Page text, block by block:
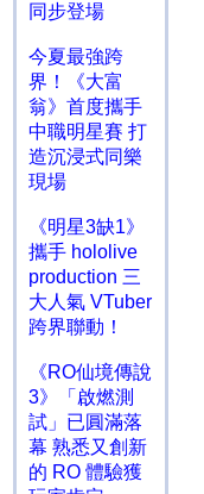
同步登場
今夏最強跨
界！《大富
翁》首度攜手
中職明星賽 打
造沉浸式同樂
現場
《明星3缺1》
攜手 hololive
production 三
大人氣 VTuber
跨界聯動！
《RO仙境傳說
3》「啟燃測
試」已圓滿落
幕 熟悉又創新
的 RO 體驗獲